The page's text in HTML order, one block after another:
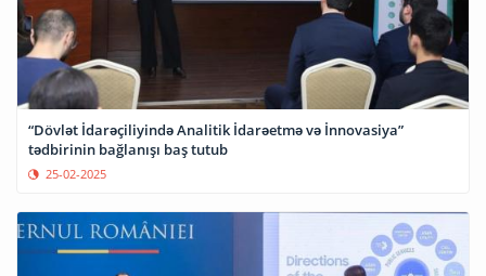
“Dövlət İdarəçiliyində Analitik İdarəetmə və İnnovasiya”
tədbirinin bağlanışı baş tutub
25-02-2025